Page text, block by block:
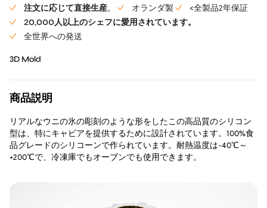
Mold
個
注文に応じて直接生産。 オランダ製
<全製品2年保証
20,000人以上のシェフに愛用されています。
全世界への発送
3D Mold
商品説明
リアルなウニの氷の彫刻のような形をしたこの高品質のシリコン
型は、特にキャビアを提供するために設計されています。100%食
品グレードのシリコーンで作られています。耐熱温度は-40℃～
+200℃で、冷凍庫でもオーブンでも使用できます。